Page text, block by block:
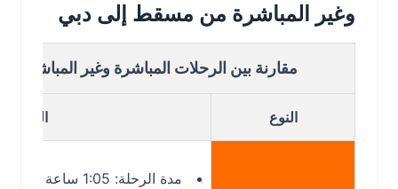
وغير المباشرة من مسقط إلى دبي
مقارنة بين الرحلات المباشرة وغير المباشرة من
التفاصيل
مدة الرحلة: 1:05 ساعة